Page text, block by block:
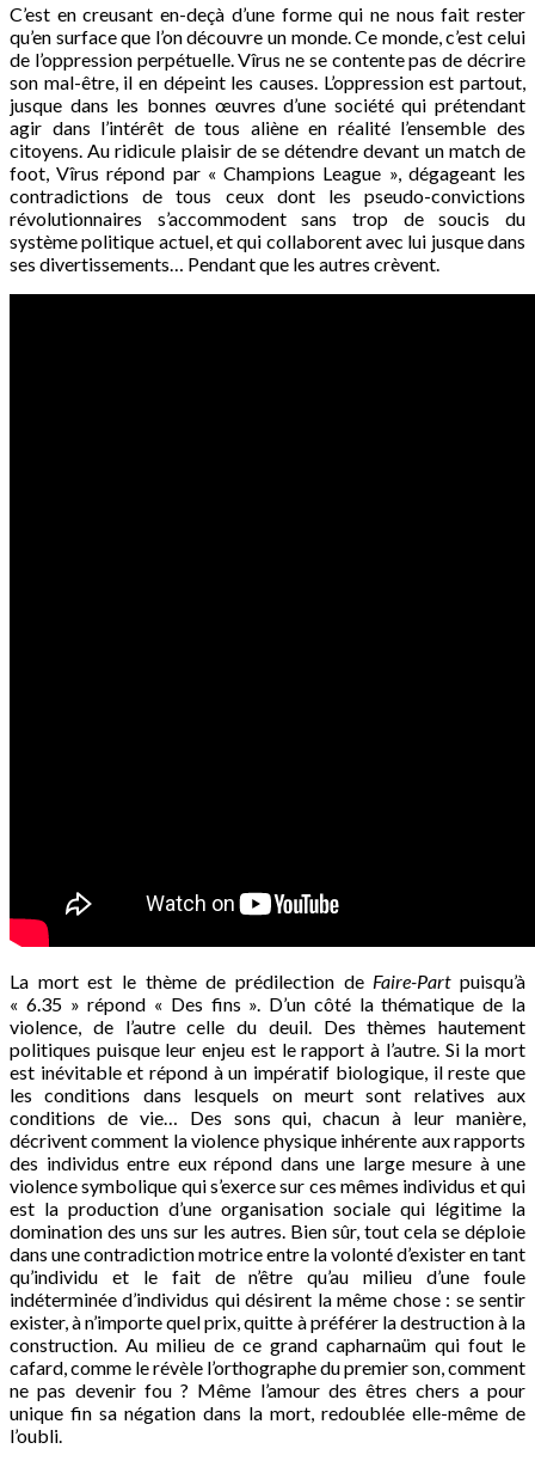
C’est en creusant en-deçà d’une forme qui ne nous fait rester
qu’en surface que l’on découvre un monde. Ce monde, c’est celui
de l’oppression perpétuelle. Vîrus ne se contente pas de décrire
son mal-être, il en dépeint les causes. L’oppression est partout,
jusque dans les bonnes œuvres d’une société qui prétendant
agir dans l’intérêt de tous aliène en réalité l’ensemble des
citoyens. Au ridicule plaisir de se détendre devant un match de
foot, Vîrus répond par « Champions League », dégageant les
contradictions de tous ceux dont les pseudo-convictions
révolutionnaires s’accommodent sans trop de soucis du
système politique actuel, et qui collaborent avec lui jusque dans
ses divertissements… Pendant que les autres crèvent.
La mort est le thème de prédilection de Faire-Partpuisqu’à
« 6.35 » répond « Des fins ». D’un côté la thématique de la
violence, de l’autre celle du deuil. Des thèmes hautement
politiques puisque leur enjeu est le rapport à l’autre. Si la mort
est inévitable et répond à un impératif biologique, il reste que
les conditions dans lesquels on meurt sont relatives aux
conditions de vie… Des sons qui, chacun à leur manière,
décrivent comment la violence physique inhérente aux rapports
des individus entre eux répond dans une large mesure à une
violence symbolique qui s’exerce sur ces mêmes individus et qui
est la production d’une organisation sociale qui légitime la
domination des uns sur les autres. Bien sûr, tout cela se déploie
dans une contradiction motrice entre la volonté d’exister en tant
qu’individu et le fait de n’être qu’au milieu d’une foule
indéterminée d’individus qui désirent la même chose : se sentir
exister, à n’importe quel prix, quitte à préférer la destruction à la
construction. Au milieu de ce grand capharnaüm qui fout le
cafard, comme le révèle l’orthographe du premier son, comment
ne pas devenir fou ? Même l’amour des êtres chers a pour
unique fin sa négation dans la mort, redoublée elle-même de
l’oubli.